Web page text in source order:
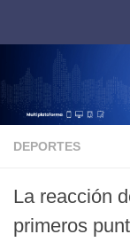
DEPORTES
La reacción
primeros